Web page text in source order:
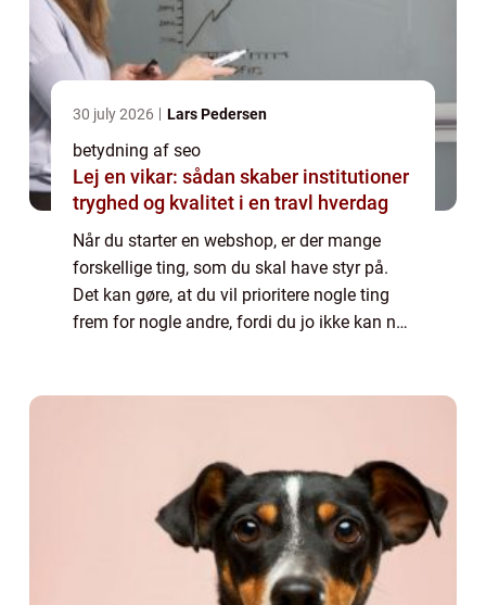
30 july 2026 Lars Pedersen
betydning af seo
Lej en vikar: sådan skaber institutioner
tryghed og kvalitet i en travl hverdag
Når du starter en webshop, er der mange
forskellige ting, som du skal have styr på.
Det kan gøre, at du vil prioritere nogle ting
frem for nogle andre, fordi du jo ikke kan nå